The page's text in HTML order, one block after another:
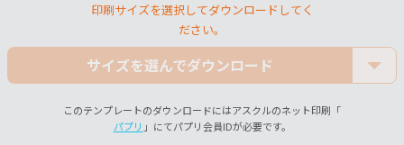
印刷サイズを選択してダウンロードしてく
ださい。
サイズを選んでダウンロード
このテンプレートのダウンロードにはアスクルのネット印刷「
パプリ 」にてパプリ会員IDが必要です。